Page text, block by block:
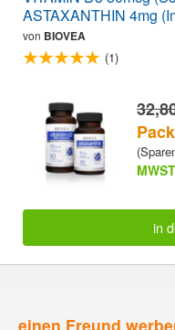
ASTAXANTHIN 4mg
von BIOVEA
(1)
in
einen Freund